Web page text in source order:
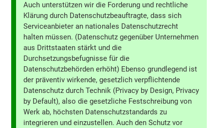
Auch unterstützen wir die Forderung und rechtliche
Klärung durch Datenschutzbeauftragte, dass sich
Serviceanbieter an nationales Datenschutzrecht
halten müssen. (Datenschutz gegenüber Unternehmen
aus Drittstaaten stärkt und die
Durchsetzungsbefugnisse für die
Datenschutzbehörden erhöht) Ebenso grundlegend ist
der präventiv wirkende, gesetzlich verpflichtende
Datenschutz durch Technik (Privacy by Design, Privacy
by Default), also die gesetzliche Festschreibung von
Werk ab, höchsten Datenschutzstandards zu
integrieren und einzustellen. Auch den Schutz vor